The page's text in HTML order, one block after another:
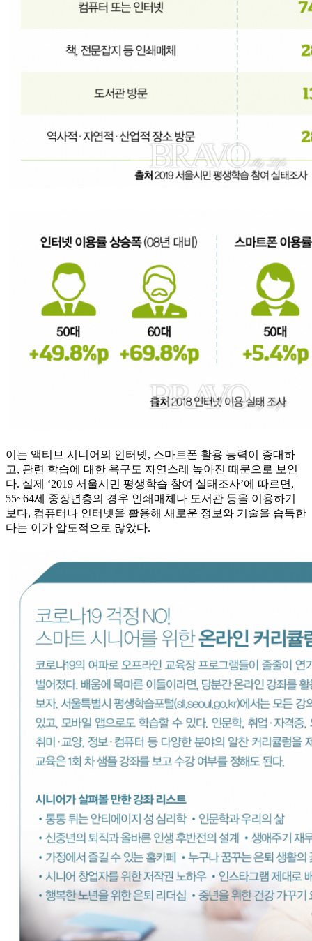
이는 액티브 시니어의 인터넷, 스마트폰 활용 능력이 증대하
고, 관련 학습에 대한 욕구도 자연스레 높아진 때문으로 보인
다. 실제 ‘2019 서울시민 평생학습 참여 실태조사’에 따르면,
55~64세 중장년층의 경우 인쇄매체나 도서관 등을 이용하기
보다, 컴퓨터나 인터넷을 활용해 새로운 정보와 기술을 습득한
다는 이가 압도적으로 많았다.